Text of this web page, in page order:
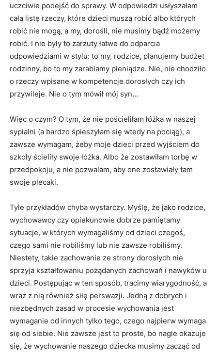
uczciwie podejść do sprawy. W odpowiedzi usłyszałam
całą listę rzeczy, które dzieci muszą robić albo których
robić nie mogą, a my, dorośli, nie musimy bądź możemy
robić. I nie były to zarzuty łatwe do odparcia
odpowiedziami w stylu: to my, rodzice, planujemy budżet
rodzinny, bo to my zarabiamy pieniądze. Nie, nie chodziło
o rzeczy wpisane w kompetencje dorosłych czy ich
przywileje. Nie o tym mówił mój syn…
Więc o czym? O tym, że nie pościeliłam łóżka w naszej
sypialni (a bardzo śpieszyłam się wtedy na pociąg), a
zawsze wymagam, żeby moje dzieci przed wyjściem do
szkoły ścieliły swoje łóżka. Albo że zostawiłam torbę w
przedpokoju, a nie pozwalam, aby one zostawiały tam
swoje plecaki.
Tyle przykładów chyba wystarczy. Myślę, że jako rodzice,
wychowawcy czy opiekunowie dobrze pamiętamy
sytuacje, w których wymagaliśmy od dzieci czegoś,
czego sami nie robiliśmy lub nie zawsze robiliśmy.
Niestety, takie zachowanie ze strony dorosłych nie
sprzyja kształtowaniu pożądanych zachowań i nawyków u
dzieci. Postępując w ten sposób, tracimy wiarygodność, a
wraz z nią również siłę perswazji. Jedną z dobrych i
niezbędnych zasad w procesie wychowania jest
wymaganie od innych tylko tego, czego najpierw wymaga
się od siebie. Nie zawsze jest to proste, bo nagle okazuje
się, że wychowanie naszego dziecka musimy zacząć od